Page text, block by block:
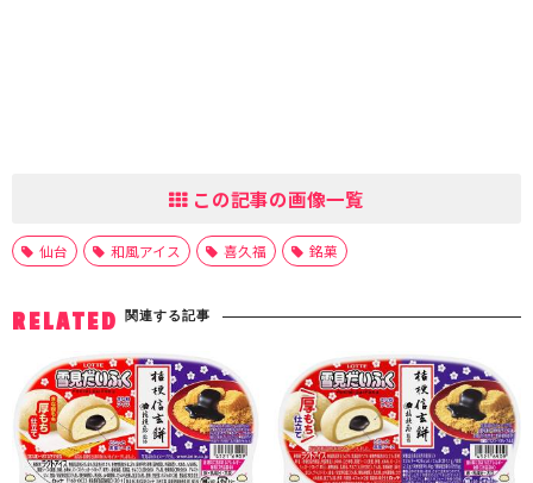
この記事の画像一覧
仙台 和風アイス 喜久福 銘菓
RELATED 関連する記事